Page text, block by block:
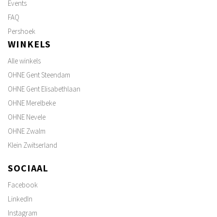
Events
FAQ
Pershoek
WINKELS
Alle winkels
OHNE Gent Steendam
OHNE Gent Elisabethlaan
OHNE Merelbeke
OHNE Nevele
OHNE Zwalm
Klein Zwitserland
SOCIAAL
Facebook
LinkedIn
Instagram